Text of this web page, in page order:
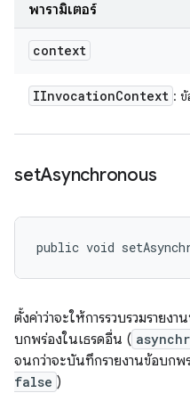
พารามิเตอร์
context
IInvocationContext :
setAsynchronous
public void
ตั้งค่าว่าจะให้การรวบรวมรายง
บกพร่องในเธรดอื่น (
จนกว่าจะบันทึกรายงานข้อบกพ
false )